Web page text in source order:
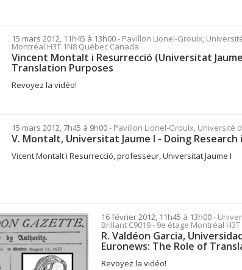
15 mars 2012, 11h45 à 13h00- Pavillon Lionel-Groulx,
Montréal H3T 1N8 Québec Canada
Vincent Montalt i Resurrecció (Universitat
Translation Purposes
Revoyez la vidéo!
15 mars 2012, 7h45 à 9h00- Pavillon Lionel-Groulx, Université
V. Montalt, Universitat Jaume I - Doing
Vicent Montalt i Resurrecció, professeur, Universitat Jaume I
16 février 2012, 11h45 à 13h00-
Brillant C9019 - 9e étage Montréal H3T
R. Valdéon Garcia,
Euronews: The Role of
Revoyez la vidéo!